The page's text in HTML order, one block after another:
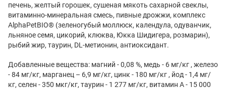
печень, желтый горошек, сушеная мякоть сахарной свеклы,
витаминно-минеральная смесь, пивные дрожжи, комплекс
AlphaPetBIO® (зеленогубый моллюск, календула, одуванчик,
льняное семя, цикорий, клюква, Юкка Шидигера, розмарин),
рыбий жир, таурин, DL-метионин, антиоксидант.
Добавленные вещества: магний - 0,08 %, медь - 6 мг/кг , железо
- 84 мг/кг, марганец – 6,9 мг/кг, цинк - 180 мг/кг , йод - 1,4 мг/
кг, селен - 350 мкг/кг, таурин - 1 277 мг/кг, витамин А - 15 000